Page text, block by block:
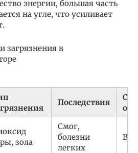
энергии, большая часть
на угле, что усиливает
загрязнения в
Последствия
зола
Смог,
болезни
легких